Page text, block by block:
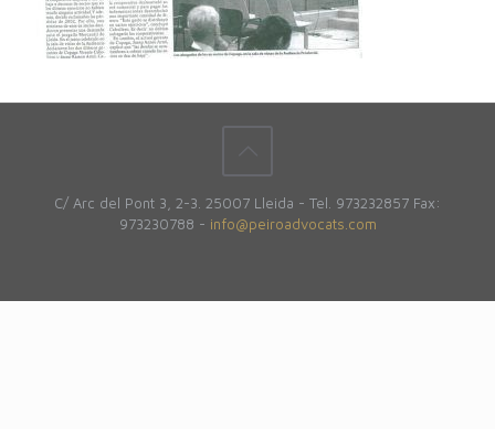
C/ Arc del Pont 3, 2-3. 25007 Lleida - Tel. 973232857 Fax:
973230788 - info@peiroadvocats.com